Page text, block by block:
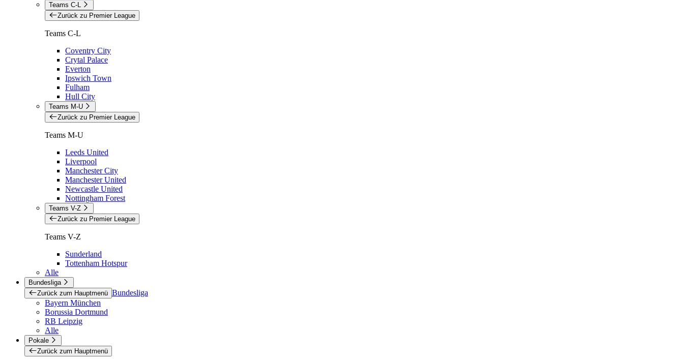
Teams C-L
Zurück zu Premier League
Teams C-L
Coventry City
Crytal Palace
Everton
Ipswich Town
Fulham
Hull City
Teams M-U
Zurück zu Premier League
Teams M-U
Leeds United
Liverpool
Manchester City
Manchester United
Newcastle United
Nottingham Forest
Teams V-Z
Zurück zu Premier League
Teams V-Z
Sunderland
Tottenham Hotspur
Alle
Bundesliga
Zurück zum Hauptmenü Bundesliga
Bayern München
Borussia Dortmund
RB Leipzig
Alle
Pokale
Zurück zum Hauptmenü